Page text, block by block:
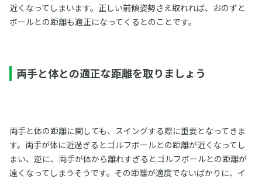
近くなってしまいます。正しい前傾姿勢さえ取れれば、おのずと
ボールとの距離も適正になってくるとのことです。
両手と体との適正な距離を取りましょう
両手と体の距離に関しても、スイングする際に重要となってきま
す。両手が体に近過ぎるとゴルフボールとの距離が近くなってし
まい、逆に、両手が体から離れすぎるとゴルフボールとの距離が
遠くなってしまうそうです。その距離が適度でないばかりに、イ